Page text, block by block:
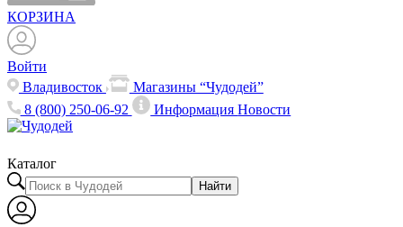
КОРЗИНА
Войти
Владивосток
Магазины “Чудодей”
8 (800) 250-06-92
ИнформацияНовости
Каталог
Найти